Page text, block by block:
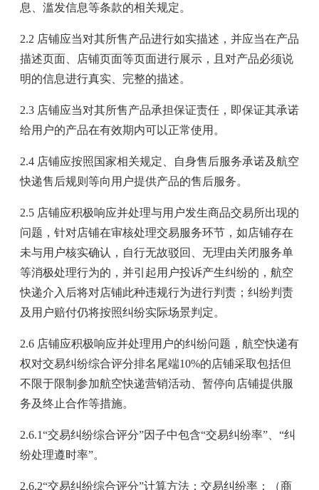
息、滥发信息等条款的相关规定。
2.2 店铺应当对其所售产品进行如实描述，并应当在产品
描述页面、店铺页面等页面进行展示，且对产品必须说
明的信息进行真实、完整的描述。
2.3 店铺应当对其所售产品承担保证责任，即保证其承诺
给用户的产品在有效期内可以正常使用。
2.4 店铺应按照国家相关规定、自身售后服务承诺及航空
快递售后规则等向用户提供产品的售后服务。
2.5 店铺应积极响应并处理与用户发生商品交易所出现的
问题，针对店铺在审核处理交易服务环节，如店铺存在
未与用户核实确认，自行无故驳回、无理由关闭服务单
等消极处理行为的，并引起用户投诉产生纠纷的，航空
快递介入后将对店铺此种违规行为进行判责；纠纷判责
及用户赔付仍将按照纠纷实际场景判定。
2.6 店铺应积极响应并处理用户的纠纷问题，航空快递有
权对交易纠纷综合评分排名尾端10%的店铺采取包括但
不限于限制参加航空快递营销活动、暂停向店铺提供服
务及终止合作等措施。
2.6.1“交易纠纷综合评分”因子中包含“交易纠纷率”、“纠
纷处理遵时率”。
2.6.2“交易纠纷综合评分”计算方法：交易纠纷率：（商